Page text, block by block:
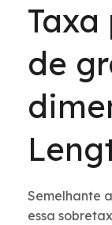
de
Semelhante
essa